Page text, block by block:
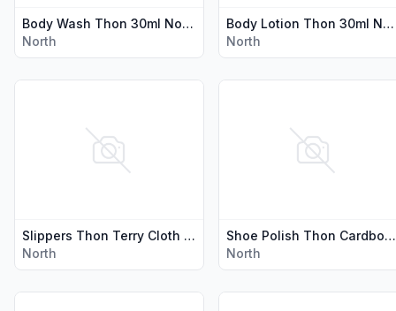
Body Wash Thon 30ml North
North
Body Lotion Thon 30ml North
North
Slippers Thon Terry Cloth North
North
Shoe Polish Thon Cardboard Box North
North
Vis flere detaljer for produktet "Liquid Soap 325ml Bottle Illi"
Vis flere detaljer for